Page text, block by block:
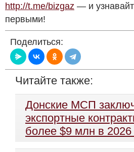
http://t.me/bizgaz — и
первыми!
Поделиться:
Читайте также:
Донские МСП
экспортные
более $9 млн в 2026